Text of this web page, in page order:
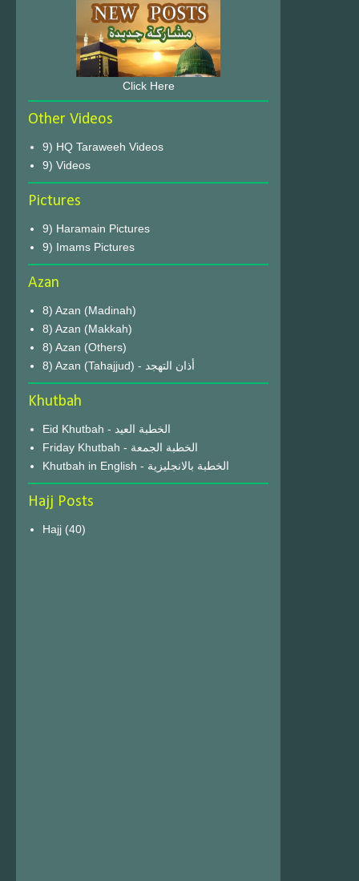
Click Here
Other Videos
9) HQ Taraweeh Videos
9) Videos
Pictures
9) Haramain Pictures
9) Imams Pictures
Azan
8) Azan (Madinah)
8) Azan (Makkah)
8) Azan (Others)
8) Azan (Tahajjud) - أذان التهجد
Khutbah
Eid Khutbah - الخطبة العيد
Friday Khutbah - الخطبة الجمعة
Khutbah in English - الخطبة بالانجليزية
Hajj Posts
Hajj (40)